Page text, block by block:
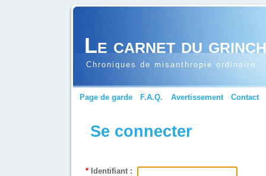
Le carnet du
Chroniques de misanthropie ordinaire
Page de garde F.A.Q. Avertissement Contact
Se connecter
* Identifiant :